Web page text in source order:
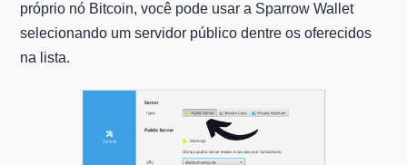
próprio nó Bitcoin, você pode usar a Sparrow Wallet
selecionando um servidor público dentre os oferecidos
na lista.